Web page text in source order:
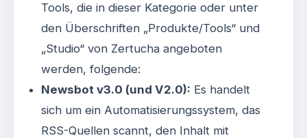
Tools, die in dieser Kategorie oder unter
den Überschriften „Produkte/Tools“ und
„Studio“ von Zertucha angeboten
werden, folgende:
Newsbot v3.0 (und V2.0): Es handelt
sich um ein Automatisierungssystem, das
RSS-Quellen scannt, den Inhalt mit